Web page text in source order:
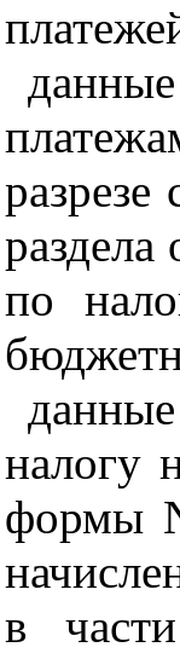
по
налогу
формы
в